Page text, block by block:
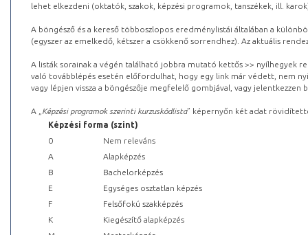
lehet elkezdeni (oktatók, szakok, képzési programok, tanszékek, ill.
A böngésző és a kereső többoszlopos eredménylistái általában a
(egyszer az emelkedő, kétszer a csökkenő sorrendhez). Az aktuális
A listák sorainak a végén található jobbra mutató kettős >> nyílhegyek
való továbblépés esetén előfordulhat, hogy egy link már védett, nem
vagy lépjen vissza a böngészője megfelelő gombjával, vagy
A „ Képzési programok szerinti kurzuskódlista” képernyőn két adat
Képzési forma (szint)
0
Nem releváns
A
Alapképzés
B
Bachelorképzés
E
Egységes osztatlan képzés
F
Felsőfokú szakképzés
K
Kiegészítő alapképzés